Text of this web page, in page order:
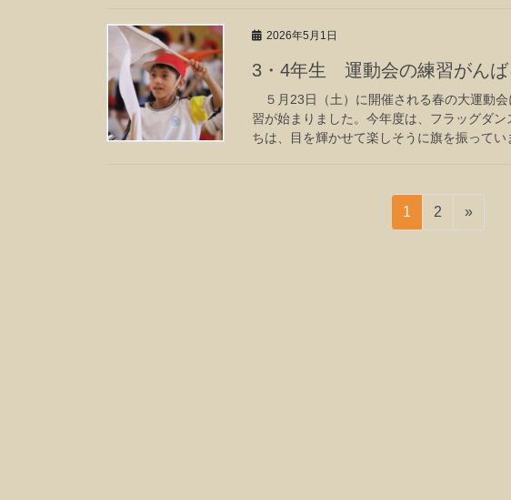
2026年5月1日
3・4年生 運動会の練習がんば
５月23日（土）に開催される春の大運動
習が始まりました。今年度は、フラッグダ
ちは、目を輝かせて楽しそうに旗を振っ
固
定
1
固
定
2 »